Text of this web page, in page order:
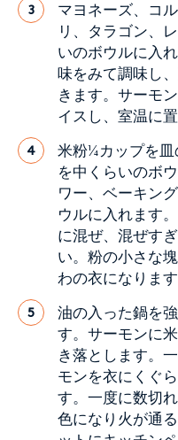
3
マヨネーズ、コ
リ、タラゴン、
いのボウルに入
味をみて調味し
きます。サーモ
イスし、室温に
4
米粉¼カップを
を中くらいのボ
ワー、ベーキン
ウルに入れます
に混ぜ、混ぜす
い。粉の小さな
わの衣になりま
5
油の入った鍋を
す。サーモンに
き落とします。
モンを衣にくぐ
す。一度に数切
色になり火が通